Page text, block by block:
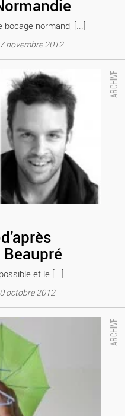
bocage normand, [...]
novembre 2012
et le [...]
octobre 2012
Marc Beaupré - Critique
Arts de Créteil
then returned gently to her
Danse Nanterre La Ferme du